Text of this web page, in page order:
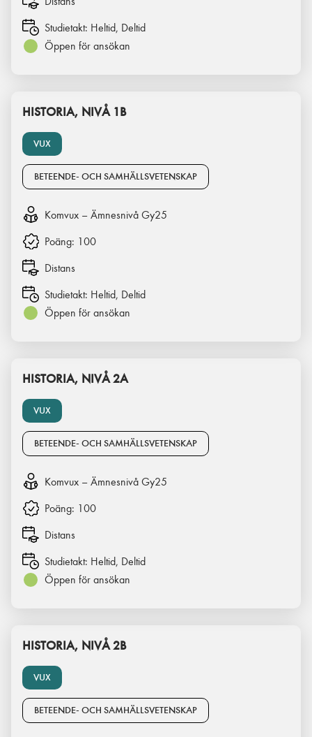
Studietakt: Heltid, Deltid
Öppen för ansökan
VUX
HISTORIA, NIVÅ 1B
BETEENDE- OCH SAMHÄLLSVETENSKAP
Komvux – Ämnesnivå Gy25
Poäng: 100
Distans
Studietakt: Heltid, Deltid
Öppen för ansökan
VUX
HISTORIA, NIVÅ 2A
BETEENDE- OCH SAMHÄLLSVETENSKAP
Komvux – Ämnesnivå Gy25
Poäng: 100
Distans
Studietakt: Heltid, Deltid
Öppen för ansökan
VUX
HISTORIA, NIVÅ 2B
BETEENDE- OCH SAMHÄLLSVETENSKAP